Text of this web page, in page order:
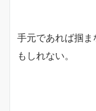
手元であれば掴
もしれない。